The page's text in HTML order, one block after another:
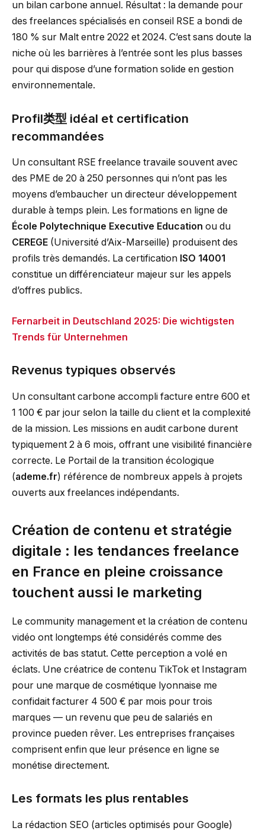
un bilan carbone annuel. Résultat : la demande pour
des freelances spécialisés en conseil RSE a bondi de
180 % sur Malt entre 2022 et 2024. C’est sans doute la
niche où les barrières à l’entrée sont les plus basses
pour qui dispose d’une formation solide en gestion
environnementale.
Profil类型 idéal et certification
recommandées
Un consultant RSE freelance travaile souvent avec
des PME de 20 à 250 personnes qui n’ont pas les
moyens d’embaucher un directeur développement
durable à temps plein. Les formations en ligne de
École Polytechnique Executive Education ou du
CEREGE (Université d’Aix-Marseille) produisent des
profils très demandés. La certification ISO 14001
constitue un différenciateur majeur sur les appels
d’offres publics.
Fernarbeit in Deutschland 2025: Die wichtigsten
Trends für Unternehmen
Revenus typiques observés
Un consultant carbone accompli facture entre 600 et
1 100 € par jour selon la taille du client et la complexité
de la mission. Les missions en audit carbone durent
typiquement 2 à 6 mois, offrant une visibilité financière
correcte. Le Portail de la transition écologique
(ademe.fr) référence de nombreux appels à projets
ouverts aux freelances indépendants.
Création de contenu et stratégie
digitale : les tendances freelance
en France en pleine croissance
touchent aussi le marketing
Le community management et la création de contenu
vidéo ont longtemps été considérés comme des
activités de bas statut. Cette perception a volé en
éclats. Une créatrice de contenu TikTok et Instagram
pour une marque de cosmétique lyonnaise me
confidait facturer 4 500 € par mois pour trois
marques — un revenu que peu de salariés en
province pueden rêver. Les entreprises françaises
comprisent enfin que leur présence en ligne se
monétise directement.
Les formats les plus rentables
La rédaction SEO (articles optimisés pour Google)